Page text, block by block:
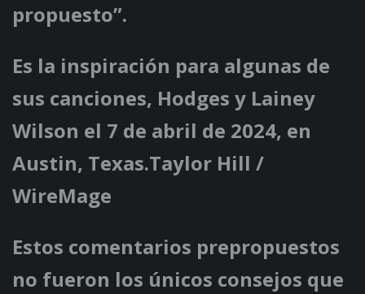
propuesto”.
Es la inspiración para algunas de
sus canciones, Hodges y Lainey
Wilson el 7 de abril de 2024, en
Austin, Texas.Taylor Hill /
WireMage
Estos comentarios prepropuestos
no fueron los únicos consejos que